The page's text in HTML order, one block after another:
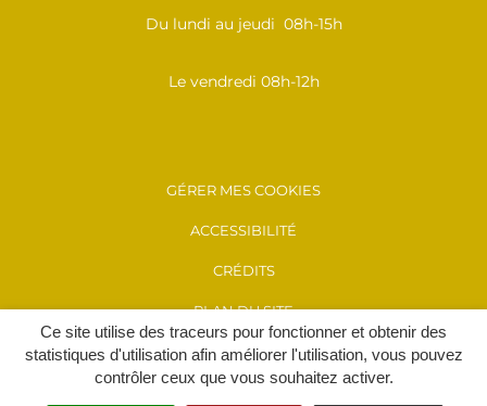
Ce site utilise des traceurs pour fonctionner et obtenir des
statistiques d'utilisation afin améliorer l'utilisation, vous pouvez
contrôler ceux que vous souhaitez activer.
Du lundi au jeudi 08h-15h
Le vendredi 08h-12h
GÉRER MES COOKIES
ACCESSIBILITÉ
CRÉDITS
PLAN DU SITE
MENTIONS LÉGALES
POLITIQUE DE CONFIDENTIALITÉ